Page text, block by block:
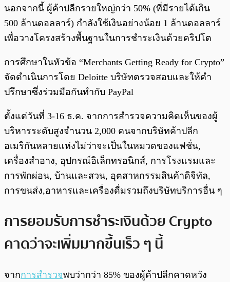
นอกจากนี้ ผู้ค้าปลีกรายใหญ่กว่า 50% (ที่มีรายได้เกิน
500 ล้านดอลลาร์) กำลังใช้เงินอย่างน้อย 1 ล้านดอลลาร์
เพื่อวางโครงสร้างพื้นฐานในการชำระเงินด้วยคริปโต
การศึกษาในหัวข้อ “Merchants Getting Ready for Crypto”
จัดดำเนินการโดย Deloitte บริษัทตรวจสอบและให้คำ
ปรึกษาซึ่งร่วมมือกันทำกับ PayPal
ตั้งแต่วันที่ 3-16 ธ.ค. จากการสำรวจความคิดเห็นของผู้
บริหารระดับสูงจำนวน 2,000 คนจากบริษัทค้าปลีก
อเมริกันหลายแห่งไม่ว่าจะเป็นในหมวดของแฟชั่น,
เครื่องสำอาง, อุปกรณ์อิเล็กทรอนิกส์, การโรงแรมและ
การพักผ่อน, บ้านและสวน, อุตสาหกรรมสินค้าดิจิทัล,
การขนส่ง,อาหารและเครื่องดื่มรวมถึงบริษัทบริการอื่น ๆ
การยอมรับการชำระเงินด้วย Crypto
คาดว่าจะเพิ่มมากขึ้นเร็ว ๆ นี้
จากการสำรวจพบว่ากว่า 85% ของผู้ค้าปลีกคาดหวัง